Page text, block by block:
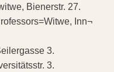
Bienerstr. 27.
Inn¬
3.
3.